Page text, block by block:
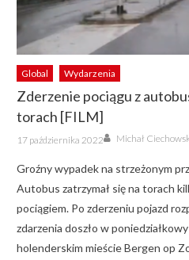
Global Wydarzenia
Zderzenie pociągu z
torach [FILM]
Posted
on
17 października 2022 Author
Michał
Groźny wypadek na strzeżonym
Autobus zatrzymał się na torach
pociągiem. Po zderzeniu pojazd
zdarzenia doszło w
holenderskim mieście Bergen op